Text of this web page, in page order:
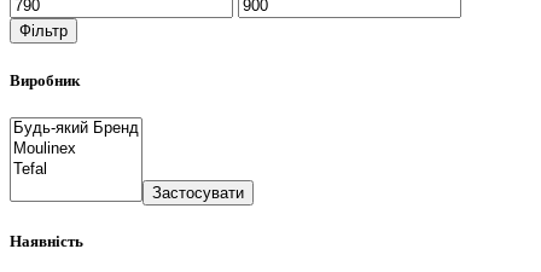
Фільтр
Виробник
Застосувати
Наявність